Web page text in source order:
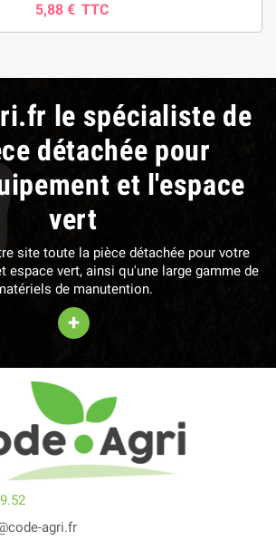
5,88 € TTC
le spécialiste de
détachée pour
et l'espace
vert
site toute la pièce détachée pour votre
espace vert, ainsi qu'une large gamme de
de manutention.
+
agri.fr